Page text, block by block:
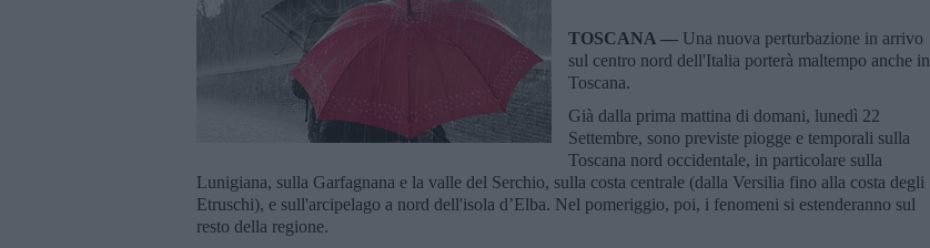
TOSCANA — Una nuova perturbazione in arrivo
sul centro nord dell'Italia porterà maltempo anche in
Toscana.
Già dalla prima mattina di domani, lunedì 22
Settembre, sono previste piogge e temporali sulla
Toscana nord occidentale, in particolare sulla
Lunigiana, sulla Garfagnana e la valle del Serchio, sulla costa centrale (dalla Versilia fino alla costa degli
Etruschi), e sull'arcipelago a nord dell'isola d’Elba. Nel pomeriggio, poi, i fenomeni si estenderanno sul
resto della regione.